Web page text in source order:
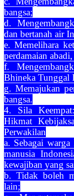
bangsa;
d.
dan bertanah air
e. Memelihara
perdamaian
f.
Bhineka Tunggal
g. Memajukan
bangsa.
4. Sila
Hikmat
Perwakilan
a. Sebagai warga
manusia
kewajiban yang
b. Tidak boleh
lain;